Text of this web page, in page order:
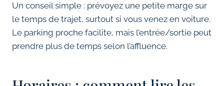
Un conseil simple : prévoyez une petite marge sur
le temps de trajet, surtout si vous venez en voiture.
Le parking proche facilite, mais l’entrée/sortie peut
prendre plus de temps selon l’affluence.